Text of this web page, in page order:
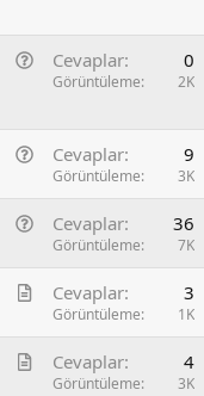
r
e
l
r
G
e
l
o
Cevaplar 0
Görüntüleme 2K
G
n
e
Cevaplar 9
Görüntüleme 3K
G
n
Cevaplar 36
Görüntüleme 7K
k
Cevaplar 3
Görüntüleme 1K
Cevaplar 4
Görüntüleme 3K